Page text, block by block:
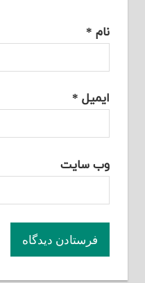
نام *
ایمیل *
وب‌ سایت